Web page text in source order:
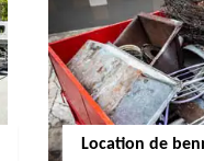
Location de